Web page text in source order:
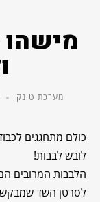
מערכת טינק
כולם מתחגגים
לובש לבבות!
הלבבות המרובים
לסרטן השד